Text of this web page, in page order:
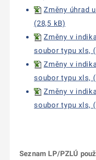
Změny úhrad
(28,5 kB)
Změny v
soubor typu xls,
Změny v
soubor typu xls,
Změny v
soubor typu xls,
Seznam LP/PZLÚ